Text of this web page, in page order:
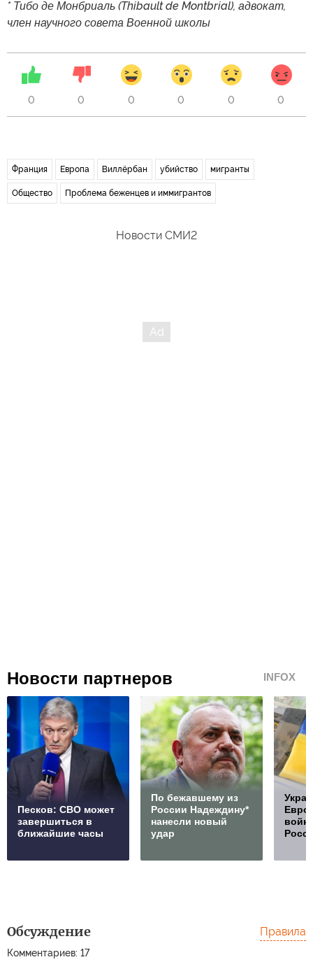
* Тибо де Монбриаль (Thibault de Montbrial), адвокат,
член научного совета Военной школы
0 0 0 0 0 0
Франция Европа Виллёрбан убийство мигранты
Общество Проблема беженцев и иммигрантов
Новости СМИ2
Новости партнеров INFOX
Песков: СВО может
завершиться в
ближайшие часы
По бежавшему из
России Надеждину*
нанесли новый
удар
Обсуждение
Комментариев: 17
Правила